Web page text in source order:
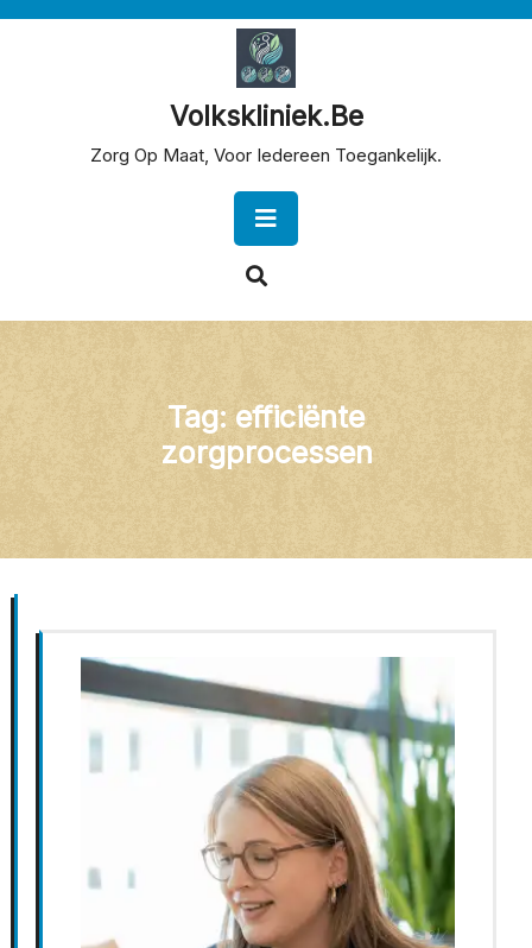
Volkskliniek.be
Zorg Op Maat, Voor Iedereen Toegankelijk.
Button
Tag: efficiënte
zorgprocessen